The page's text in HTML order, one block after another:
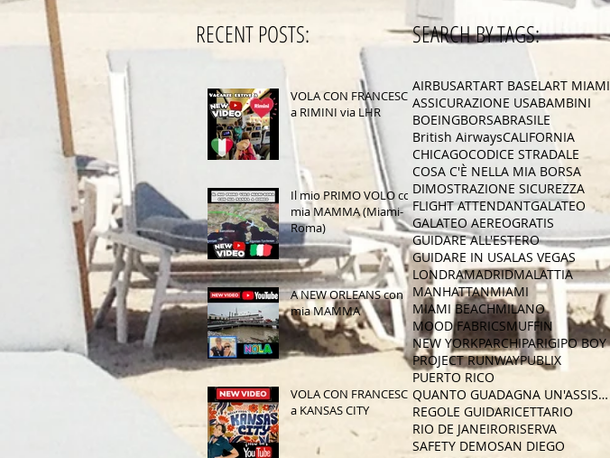
RECENT POSTS: SEARCH BY TAGS:
VOLA CON FRANCESCA
a RIMINI via LHR
Il mio PRIMO VOLO con
mia MAMMA (Miami-
Roma)
A NEW ORLEANS con
mia MAMMA
VOLA CON FRANCESCA
a KANSAS CITY
AIRBUSARTART BASELART MIAMI
ASSICURAZIONE USABAMBINI
BOEINGBORSABRASILE
British AirwaysCALIFORNIA
CHICAGOCODICE STRADALE
COSA C'È NELLA MIA BORSA
DIMOSTRAZIONE SICUREZZA
FLIGHT ATTENDANTGALATEO
GALATEO AEREOGRATIS
GUIDARE ALL'ESTERO
GUIDARE IN USALAS VEGAS
LONDRAMADRIDMALATTIA
MANHATTANMIAMI
MIAMI BEACHMILANO
MOOD FABRICSMUFFIN
NEW YORKPARCHIPARIGIPO BOY
PROJECT RUNWAYPUBLIX
PUERTO RICO
QUANTO GUADAGNA UN'ASSISTENTE DI VOLO
REGOLE GUIDARICETTARIO
RIO DE JANEIRORISERVA
SAFETY DEMOSAN DIEGO